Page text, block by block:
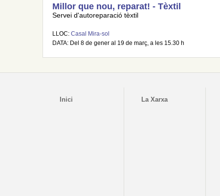
Millor que nou, reparat! - Tèxtil
Servei d'autoreparació tèxtil
LLOC: Casal Mira-sol
DATA: Del 8 de gener al 19 de març, a les 15.30 h
Inici La Xarxa